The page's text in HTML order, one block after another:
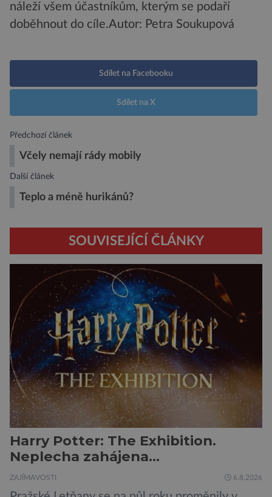
náleží všem účastníkům, kterým se podaří
doběhnout do cíle.Autor: Petra Soukupová
Sdílet na Facebooku
Sdílet na X
Předchozí článek
Včely nemají rády mobily
Další článek
Teplo a méně hurikánů?
SOUVISEJÍCÍ ČLÁNKY
Harry Potter: The Exhibition.
Neplecha zahájena…
ZAJÍMAVOSTI 6.8.2026